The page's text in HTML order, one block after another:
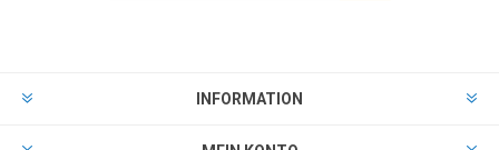
INFORMATION